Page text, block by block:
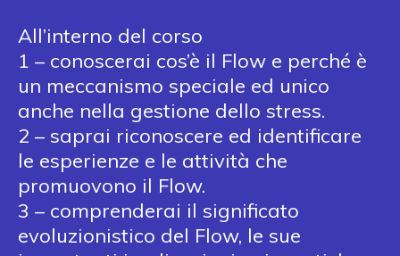
All’interno del corso
1 – conoscerai cos’è il Flow e perché è
un meccanismo speciale ed unico
anche nella gestione dello stress.
2 – saprai riconoscere ed identificare
le esperienze e le attività che
promuovono il Flow.
3 – comprenderai il significato
evoluzionistico del Flow, le sue